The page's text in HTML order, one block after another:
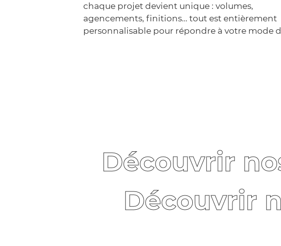
chaque projet devient unique : volumes,
agencements, finitions… tout est entièrement
personnalisable pour répondre à votre mode
Découvrir
Découvrir